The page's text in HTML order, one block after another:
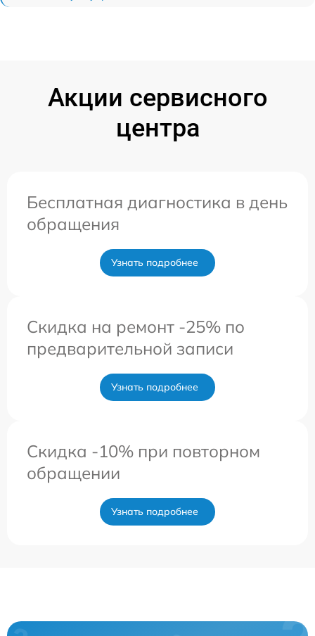
Акции сервисного
центра
Бесплатная диагностика в день
обращения
Узнать подробнее
Скидка на ремонт -25% по
предварительной записи
Узнать подробнее
Скидка -10% при повторном
обращении
Узнать подробнее